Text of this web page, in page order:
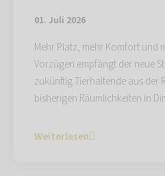
01. Juli 2026
Mehr Platz, mehr Komfort und
Vorzügen empfängt der neue
zukünftig Tierhaltende aus der
bisherigen Räumlichkeiten in
Weiterlesen